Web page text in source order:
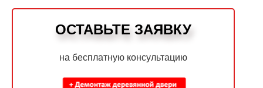
ОСТАВЬТЕ ЗАЯВКУ
на бесплатную консультацию